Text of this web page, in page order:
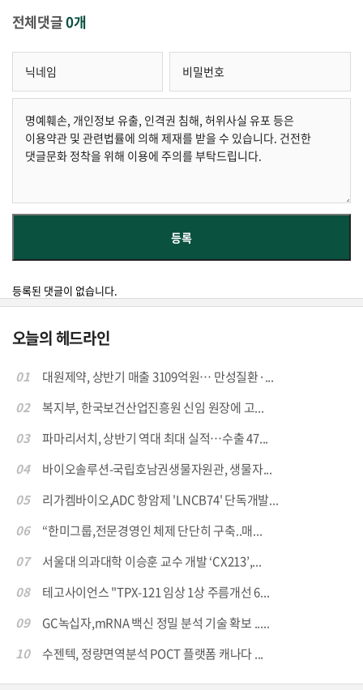
전체댓글0개
등록된 댓글이 없습니다.
오늘의 헤드라인
01
대원제약, 상반기 매출 3109억원… 만성질환·...
02
복지부, 한국보건산업진흥원 신임 원장에 고...
03
파마리서치, 상반기 역대 최대 실적…수출 47...
04
바이오솔루션-국립호남권생물자원관, 생물자...
05
리가켐바이오,ADC 항암제 'LNCB74' 단독개발...
06
“한미그룹,전문경영인 체제 단단히 구축..매...
07
서울대 의과대학 이승훈 교수 개발 ‘CX213’,...
08
테고사이언스 "TPX-121 임상 1상 주름개선 6...
09
GC녹십자,mRNA 백신 정밀 분석 기술 확보 .....
10
수젠텍, 정량면역분석 POCT 플랫폼 캐나다 ...